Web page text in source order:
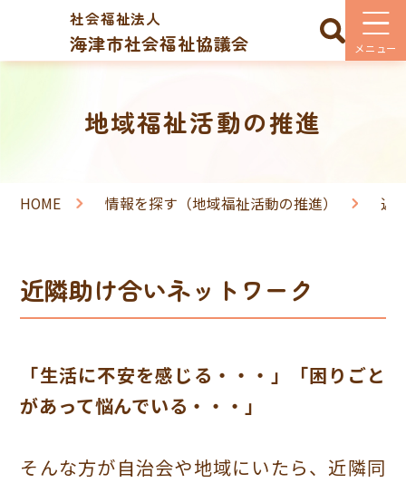
社会福祉法人
海津市社会福祉協議会
地域福祉活動の推進
HOME 情報を探す（地域福祉活動の推進） 近
近隣助け合いネットワーク
「生活に不安を感じる・・・」「困りごと
があって悩んでいる・・・」
そんな方が自治会や地域にいたら、近隣同